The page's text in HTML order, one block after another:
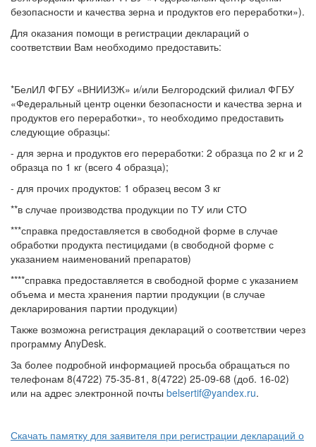
безопасности и качества зерна и продуктов его переработки»).
Для оказания помощи в регистрации деклараций о
соответствии Вам необходимо предоставить:
*БелИЛ ФГБУ «ВНИИЗЖ» и/или Белгородский филиал ФГБУ
«Федеральный центр оценки безопасности и качества зерна и
продуктов его переработки», то необходимо предоставить
следующие образцы:
- для зерна и продуктов его переработки: 2 образца по 2 кг и 2
образца по 1 кг (всего 4 образца);
- для прочих продуктов: 1 образец весом 3 кг
**в случае производства продукции по ТУ или СТО
***справка предоставляется в свободной форме в случае
обработки продукта пестицидами (в свободной форме с
указанием наименований препаратов)
****справка предоставляется в свободной форме с указанием
объема и места хранения партии продукции (в случае
декларирования партии продукции)
Также возможна регистрация деклараций о соответствии через
программу AnyDesk.
За более подробной информацией просьба обращаться по
телефонам 8(4722) 75-35-81, 8(4722) 25-09-68 (доб. 16-02)
или на адрес электронной почты belsertif@yandex.ru.
Скачать памятку для заявителя при регистрации деклараций о